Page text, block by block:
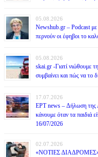
05.08.2026
Newshub.gr – Podcast
περνούν οι έφηβοι το
05.08.2026
skai.gr -Γιατί νιώθουμε
συμβαίνει και πώς να το
17.07.2026
ΕΡΤ news – Δήλωση της
κάνουμε όταν τα παιδιά
16/07/2026
02.07.2026
«ΝΟΤΙΕΣ ΔΙΑΔΡΟΜΕΣ» –